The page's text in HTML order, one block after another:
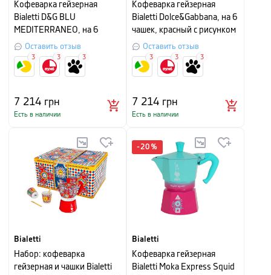
Кофеварка гейзерная
Bialetti D&G BLU
MEDITERRANEO, на 6
чашек, синий с рисунком
Оставить отзыв
7 214 грн
Есть в наличии
3 3 3
Кофеварка гейзерная
Bialetti Dolce&Gabbana, на 6
чашек, красный с рисунком
Оставить отзыв
7 214 грн
Есть в наличии
3 3 3
Bialetti
Набор: кофеварка
гейзерная и чашки Bialetti
-20 %
Bialetti
Кофеварка гейзерная
Bialetti Moka Express Squid